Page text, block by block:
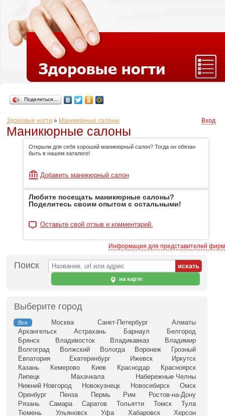
Поделиться…
Здоровые ногти » Маникюрные салоны Вход
Маникюрные салоны
Открыли для себя хороший маникюрный салон? Тогда он обязан
быть в нашем каталоге!
Добавить маникюрный салон
Любите посещать маникюрные салоны?
Поделитесь своим опытом с остальными!
Оставьте свой отзыв и комментарий.
Информация для представителей фирм
Поиск
на карте
Выберите город
Все Москва Санкт-Петербург
Алматы
Архангельск
Астрахань Барнаул
Белгород
Брянск
Владивосток Владикавказ
Владимир
Волгоград
Волжский Вологда Воронеж
Грозный
Евпатория
Екатеринбург Ижевск
Иркутск
Казань
Кемерово Киев Краснодар
Красноярск
Липецк
Махачкала
Набережные Челны
Нижний Новгород
Новокузнецк Новосибирск
Омск
Оренбург
Пенза Пермь Рим
Ростов-на-Дону
Рязань
Самара Саратов Тольятти Томск
Тула
Тюмень
Ульяновск Уфа Хабаровск
Херсон